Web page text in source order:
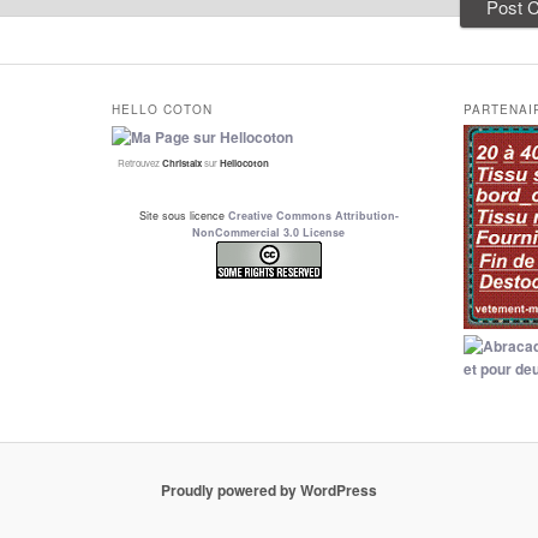
HELLO COTON
RetrouvezChristalxsurHellocoton
Site sous licence Creative Commons Attribution-
NonCommercial 3.0 License
Proudly powered by WordPress